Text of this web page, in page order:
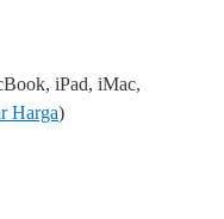
iPad, iMac,
Harga)